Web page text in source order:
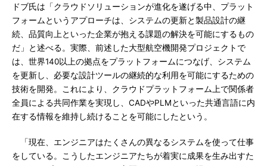
ドブ氏は「クラウドソリューションが進化を遂げる中、プラット
フォームというアプローチは、システムの更新と製品設計の継
続、品質向上といった企業が抱える課題の解決を可能にするもの
だ」と述べる。実際、前述した大型航空機開発プロジェクトで
は、世界140以上の拠点をプラットフォームにつなげ、システム
を更新し、必要な設計ツールの継続的な利用を可能にするための
技術を開発。これにより、クラウドプラットフォーム上で関係者
全員による共同作業を実現し、CADやPLMといった共通言語に内
在する情報を維持し続けることを可能にしたという。
「現在、エンジニアはたくさんの異なるシステムを使って仕事
をしている。こうしたエンジニアたちが着実に成果を生み出すた